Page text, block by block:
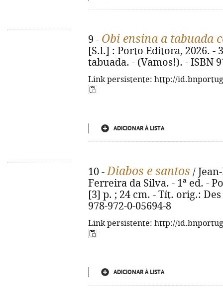
9 - Obi ensina a tabuada
[S.l.] : Porto Editora, 2026. -
tabuada. - (Vamos!). - ISBN
Link persistente: http://
ADICIONAR À LISTA
10 -Diabos e santos /
Ferreira da Silva. - 1ª ed. -
[3] p. ; 24 cm. - Tít. orig.:
978-972-0-05694-8
Link persistente: http://
ADICIONAR À LISTA